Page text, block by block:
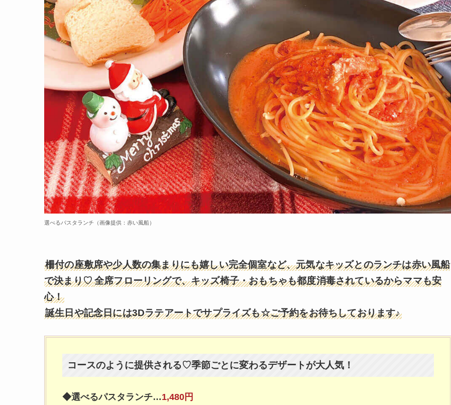
選べるパスタランチ（画像提供：赤い風船）
柵付の座敷席や少人数の集まりにも嬉しい完全個室など、元気なキッズとのランチは赤い風船
で決まり♡全席フローリングで、キッズ椅子・おもちゃも都度消毒されているからママも安
心！
誕生日や記念日には3Dラテアートでサプライズも☆ご予約をお待ちしております♪
コースのように提供される♡季節ごとに変わるデザートが大人気！
◆選べるパスタランチ…1,480円